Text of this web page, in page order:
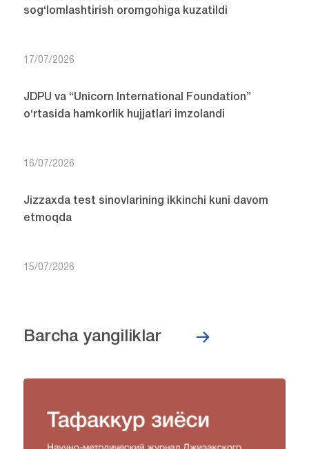
sog‘lomlashtirish oromgohiga kuzatildi
17/07/2026
JDPU va “Unicorn International Foundation”
o‘rtasida hamkorlik hujjatlari imzolandi
16/07/2026
Jizzaxda test sinovlarining ikkinchi kuni davom
etmoqda
15/07/2026
Barcha yangiliklar